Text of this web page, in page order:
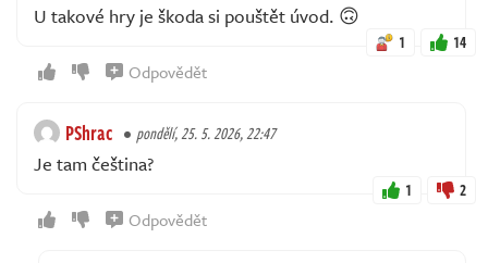
U takové hry je škoda si pouštět úvod. 🙃
1 14
Odpovědět
PShrac pondělí, 25. 5. 2026, 22:47
Je tam čeština?
1 2
Odpovědět